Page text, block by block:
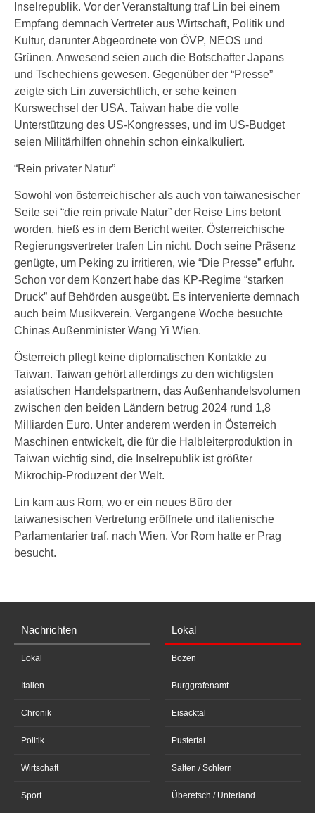
Inselrepublik. Vor der Veranstaltung traf Lin bei einem
Empfang demnach Vertreter aus Wirtschaft, Politik und
Kultur, darunter Abgeordnete von ÖVP, NEOS und
Grünen. Anwesend seien auch die Botschafter Japans
und Tschechiens gewesen. Gegenüber der “Presse”
zeigte sich Lin zuversichtlich, er sehe keinen
Kurswechsel der USA. Taiwan habe die volle
Unterstützung des US-Kongresses, und im US-Budget
seien Militärhilfen ohnehin schon einkalkuliert.
“Rein privater Natur”
Sowohl von österreichischer als auch von taiwanesischer
Seite sei “die rein private Natur” der Reise Lins betont
worden, hieß es in dem Bericht weiter. Österreichische
Regierungsvertreter trafen Lin nicht. Doch seine Präsenz
genügte, um Peking zu irritieren, wie “Die Presse” erfuhr.
Schon vor dem Konzert habe das KP-Regime “starken
Druck” auf Behörden ausgeübt. Es intervenierte demnach
auch beim Musikverein. Vergangene Woche besuchte
Chinas Außenminister Wang Yi Wien.
Österreich pflegt keine diplomatischen Kontakte zu
Taiwan. Taiwan gehört allerdings zu den wichtigsten
asiatischen Handelspartnern, das Außenhandelsvolumen
zwischen den beiden Ländern betrug 2024 rund 1,8
Milliarden Euro. Unter anderem werden in Österreich
Maschinen entwickelt, die für die Halbleiterproduktion in
Taiwan wichtig sind, die Inselrepublik ist größter
Mikrochip-Produzent der Welt.
Lin kam aus Rom, wo er ein neues Büro der
taiwanesischen Vertretung eröffnete und italienische
Parlamentarier traf, nach Wien. Vor Rom hatte er Prag
besucht.
Nachrichten
Lokal
Italien
Chronik
Politik
Wirtschaft
Sport
Lokal
Bozen
Burggrafenamt
Eisacktal
Pustertal
Salten / Schlern
Überetsch / Unterland